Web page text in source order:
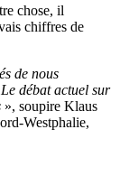
chose, il
chiffres de
de nous
débat actuel sur
», soupire Klaus
Westphalie,